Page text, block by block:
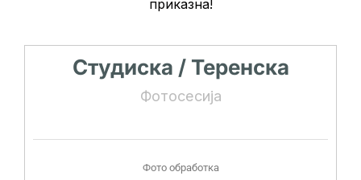
приказна!
Студиска / Теренска
Фотосесија
Фото обработка